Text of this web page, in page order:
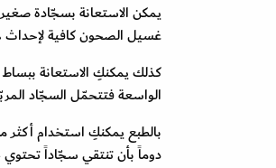
يمكن الاستعانة بسجّادة
غسيل الصحون كافية لإحداث
كذلك يمكنكِ الاستعانة
الواسعة فتتحمّل السجّاد
بالطبع يمكنكِ استخدام
دوماً بأن تنتقي سجّاداً تحتوي